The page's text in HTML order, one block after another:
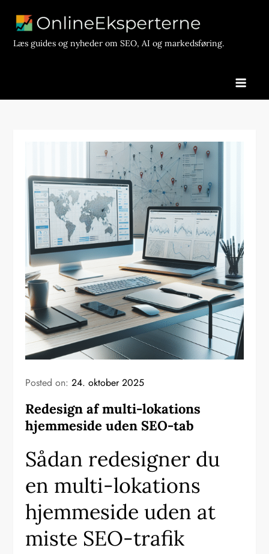
contentLæs guides og nyheder om SEO, AI og markedsføring.
Posted on:24. oktober 2025
Redesign af multi-lokations
hjemmeside uden SEO-tab
Sådan redesigner du
en multi-lokations
hjemmeside uden at
miste SEO-trafik